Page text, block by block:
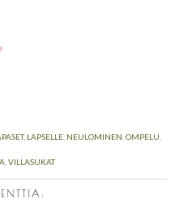
, LAPSELLE, NEULOMINEN,OMPELU,
,VILLASUKAT